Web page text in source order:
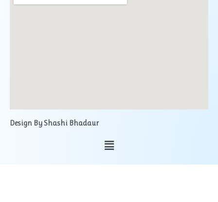
Design By Shashi Bhadaur